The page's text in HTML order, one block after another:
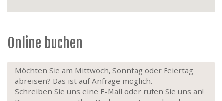
Online buchen
Möchten Sie am Mittwoch, Sonntag oder Feiertag
abreisen? Das ist auf Anfrage möglich.
Schreiben Sie uns eine E-Mail oder rufen Sie uns an!